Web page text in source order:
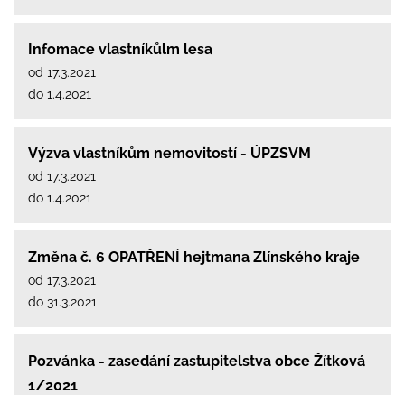
Infomace vlastníkůlm lesa
od 17.3.2021
do 1.4.2021
Výzva vlastníkům nemovitostí - ÚPZSVM
od 17.3.2021
do 1.4.2021
Změna č. 6 OPATŘENÍ hejtmana Zlínského kraje
od 17.3.2021
do 31.3.2021
Pozvánka - zasedání zastupitelstva obce Žítková
1/2021